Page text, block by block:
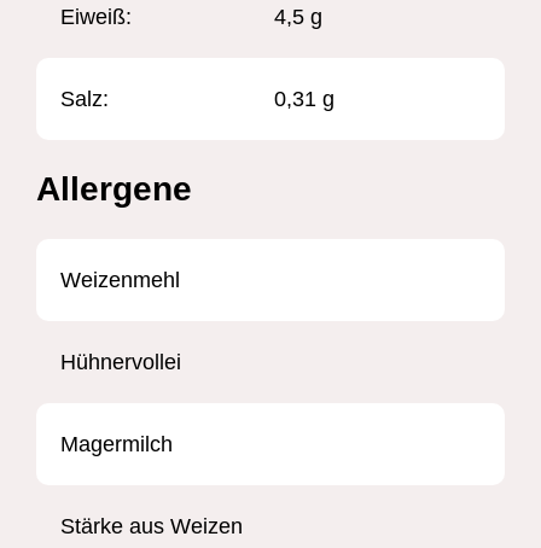
Eiweiß: 4,5 g
Salz: 0,31 g
Allergene
Weizenmehl
Hühnervollei
Magermilch
Stärke aus Weizen